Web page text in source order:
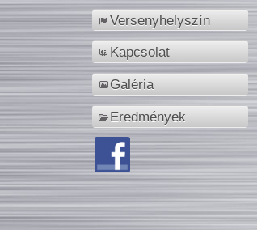
Versenyhelyszín
Kapcsolat
Galéria
Eredmények